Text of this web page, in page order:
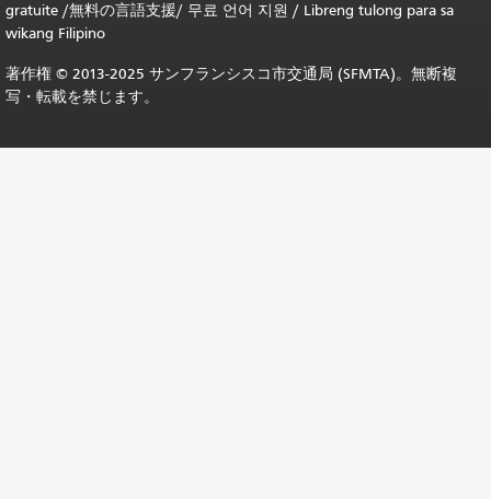
gratuite /無料の言語支援/ 무료 언어 지원 / Libreng tulong para sa
wikang Filipino
著作権 © 2013-2025 サンフランシスコ市交通局 (SFMTA)。無断複
写・転載を禁じます。